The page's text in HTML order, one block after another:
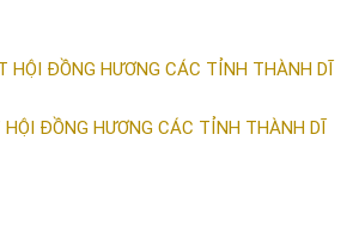
ĐỒNG HƯƠNG CÁC TỈNH THÀNH DĨ